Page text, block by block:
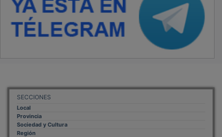
SECCIONES
Local
Provincia
Sociedad y Cultura
Región